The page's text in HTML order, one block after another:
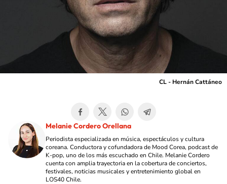
CL - Hernán Cattáneo
Melanie Cordero Orellana
Periodista especializada en música, espectáculos y cultura
coreana. Conductora y cofundadora de Mood Corea, podcast de
K-pop, uno de los más escuchado en Chile. Melanie Cordero
cuenta con amplia trayectoria en la cobertura de conciertos,
festivales, noticias musicales y entretenimiento global en
LOS40 Chile.